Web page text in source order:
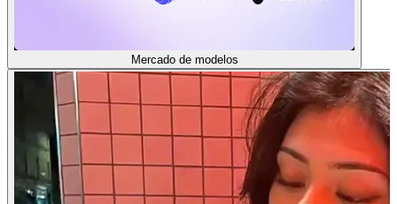
Mercado de modelos